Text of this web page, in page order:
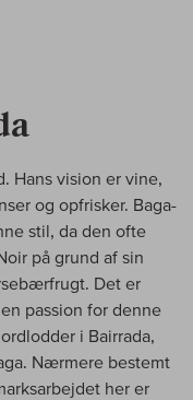
Hans vision er vine,
og opfrisker. Baga-
stil, da den ofte
på grund af sin
Det er
passion for denne
i Bairrada,
Nærmere bestemt
her er